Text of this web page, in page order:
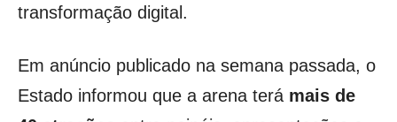
transformação digital.
Em anúncio publicado na semana passada, o
Estado informou que a arena terá mais de